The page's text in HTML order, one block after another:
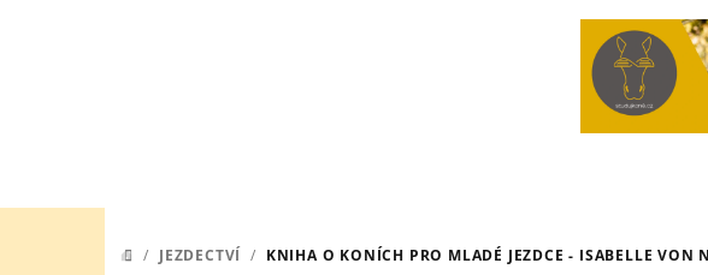
DOMŮ
/ JEZDECTVÍ / KNIHA O KONÍCH PRO MLADÉ JEZDCE - ISABELLE VON